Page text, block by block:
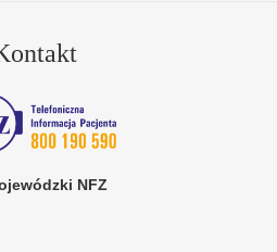
NFZ